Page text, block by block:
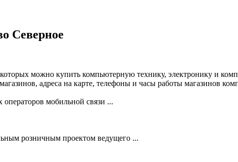
Северное
можно купить компьютерную технику, электронику и
адреса на карте, телефоны и часы работы магазинов
мобильной связи ...
розничным проектом ведущего ...